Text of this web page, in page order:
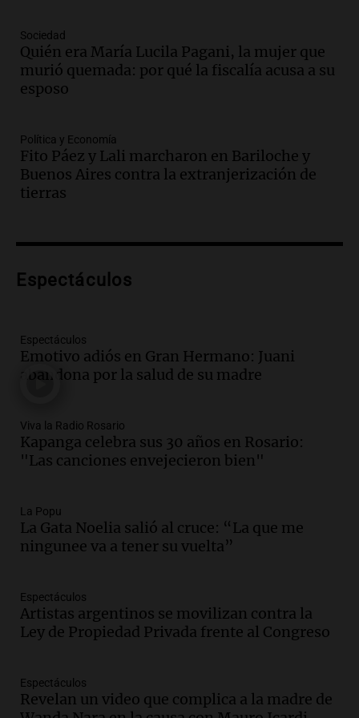
ayuda por problemas de fertilidad y la
ostentación de millonarios
Amamos Argentina
Episodios
avanza con testimonios clave sobre el
accidente en Villa Dolores
Panorama Federal
tributo todos los jueves
Episodios
sea, va a ser lindo”
La Cadena del Gol
Episodios
en ludopatía: “Tener el casino en la
mano es muy peligroso”
La Argentina, hoy
ciudad de Córdoba para interiorizarse
sobre los parques educativos
Amamos Argentina
Audio.
traerá más lluvias y eventos extremos
durante la primavera
Audio.
Córdoba sigue trabajando para
restablecer el servicio de electricidad
Sociedad
Quién era María Lucila Pagani, la mujer que
murió quemada: por qué la fiscalía acusa a su
esposo
Política y Economía
Fito Páez y Lali marcharon en Bariloche y
Buenos Aires contra la extranjerización de
tierras
Espectáculos
Espectáculos
Emotivo adiós en Gran Hermano: Juani
abandona por la salud de su madre
Viva la Radio Rosario
Kapanga celebra sus 30 años en Rosario:
"Las canciones envejecieron bien"
La Popu
La Gata Noelia salió al cruce: “La que me
ningunee va a tener su vuelta”
Espectáculos
Artistas argentinos se movilizan contra la
Ley de Propiedad Privada frente al Congreso
Espectáculos
Revelan un video que complica a la madre de